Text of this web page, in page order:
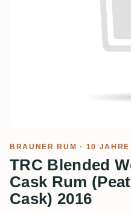
BRAUNER RUM · 10 JAHRE
TRC Blended
Cask Rum
Cask) 2016